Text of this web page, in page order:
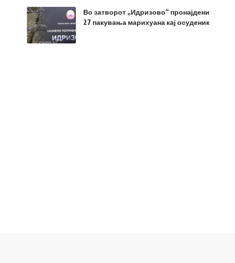
Во затворот „Идризово“ пронајдени
27 пакувања марихуана кај осуденик